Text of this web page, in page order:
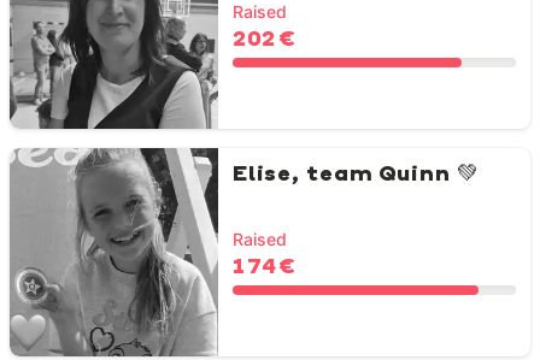
Raised
202 €
Elise, team Quinn 💚
Raised
174 €